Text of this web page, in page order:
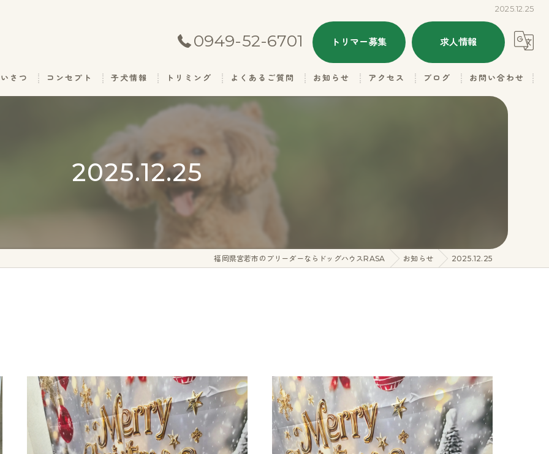
2025.12.25
0949-52-6701 トリマー募集 求人情報
さつ コンセプト 子犬情報 トリミング よくあるご質問 お知らせ
ギャラリー（お母さん）
アクセス ブログ お問い合わせ
2025.12.25
福岡県宮若市のブリーダーならドッグハウスRASA お知らせ 2025.12.25